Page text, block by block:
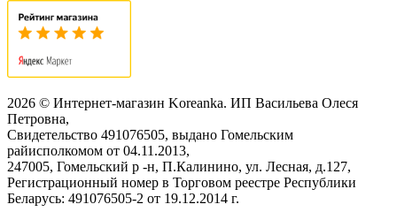
2026 © Интернет-магазин Koreanka. ИП Васильева Олеся
Петровна,
Свидетельство ‎491076505, выдано Гомельским
райисполкомом от 04.11.2013,
247005, Гомельский р -н, П.Калинино, ул. Лесная, д.127,
Регистрационный номер в Торговом реестре Республики
Беларусь: ‎491076505-2 от 19.12.2014 г.